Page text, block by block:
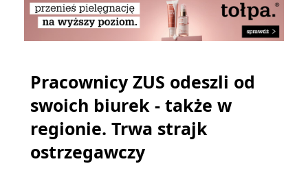
Pracownicy ZUS odeszli od
swoich biurek - także w
regionie. Trwa strajk
ostrzegawczy